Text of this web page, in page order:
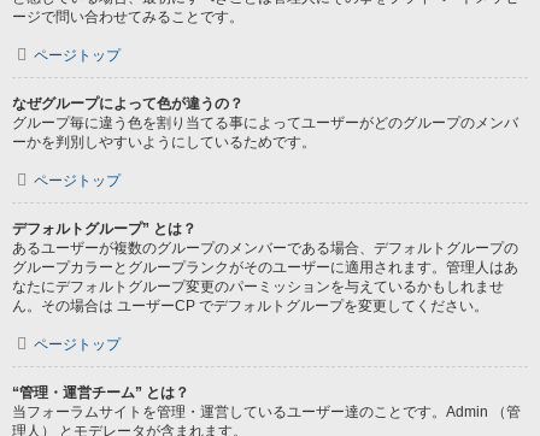
ージで問い合わせてみることです。
ページトップ
なぜグループによって色が違うの？
グループ毎に違う色を割り当てる事によってユーザーがどのグループのメンバ
ーかを判別しやすいようにしているためです。
ページトップ
デフォルトグループ” とは？
あるユーザーが複数のグループのメンバーである場合、デフォルトグループの
グループカラーとグループランクがそのユーザーに適用されます。管理人はあ
なたにデフォルトグループ変更のパーミッションを与えているかもしれませ
ん。その場合は ユーザーCP でデフォルトグループを変更してください。
ページトップ
“管理・運営チーム” とは？
当フォーラムサイトを管理・運営しているユーザー達のことです。Admin （管
理人） とモデレータが含まれます。